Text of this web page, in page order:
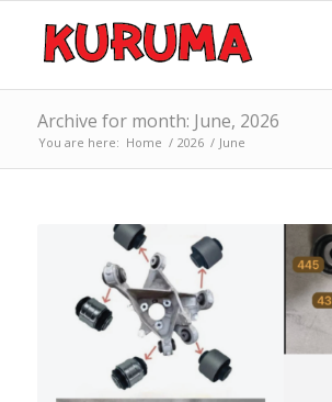
Archive for month: June, 2026
You are here: Home / 2026 / June